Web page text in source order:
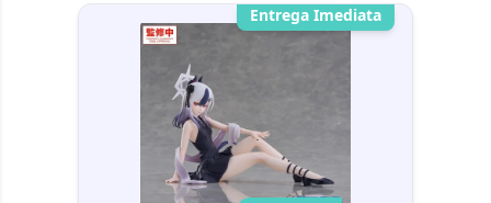
Entrega Imediata